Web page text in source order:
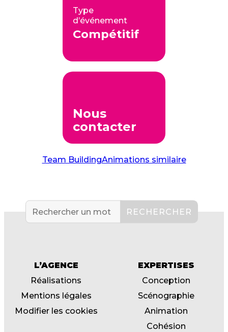
Type
d’événement
Compétitif
Nous
contacter
Team BuildingAnimations similaire
L’AGENCE
Réalisations
Mentions légales
Modifier les cookies
EXPERTISES
Conception
Scénographie
Animation
Cohésion